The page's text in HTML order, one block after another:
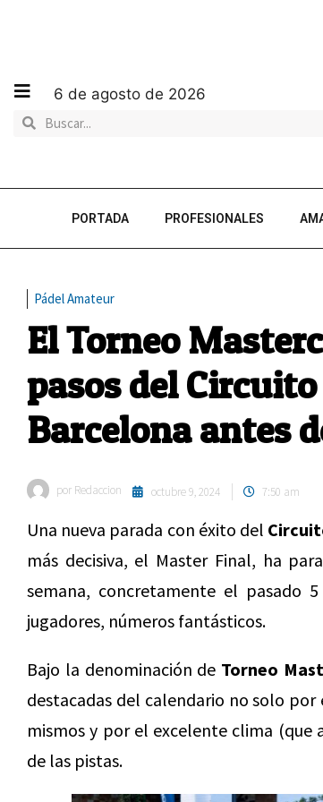
6 de agosto de 2026
PORTADA PROFESIONALES
Pádel Amateur
El Torneo
pasos del
Barcelona antes
por Redaccion octubre 9, 2024 7:50 am
Una nueva parada con éxito del
más decisiva, el Master Final, ha
semana, concretamente el pasado
jugadores, números fantásticos.
Bajo la denominación de Torneo
destacadas del calendario no solo
mismos y por el excelente clima
de las pistas.